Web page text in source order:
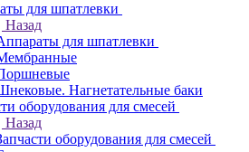
для шпатлевки
Назад
для шпатлевки
Нагнетательные баки
оборудования для смесей
Назад
оборудования для смесей